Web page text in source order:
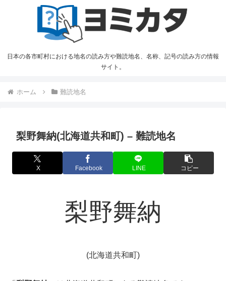
日本の各市町村における地名の読み方や難読地名、名称、記号の読み方の情報
サイト。
ホーム 難読地名
梨野舞納(北海道共和町) – 難読地名
X Facebook LINE コピー
梨野舞納
(北海道共和町)